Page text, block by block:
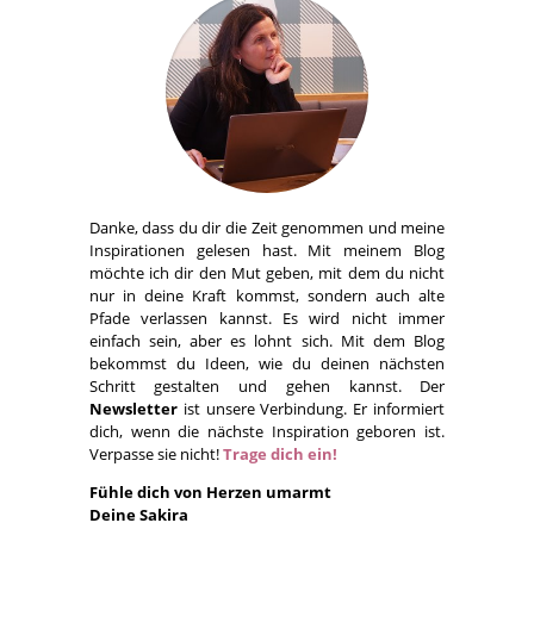
Danke, dass du dir die Zeit genommen und meine
Inspirationen gelesen hast. Mit meinem Blog
möchte ich dir den Mut geben, mit dem du nicht
nur in deine Kraft kommst, sondern auch alte
Pfade verlassen kannst. Es wird nicht immer
einfach sein, aber es lohnt sich. Mit dem Blog
bekommst du Ideen, wie du deinen nächsten
Schritt gestalten und gehen kannst. Der
Newsletterist unsere Verbindung. Er informiert
dich, wenn die nächste Inspiration geboren ist.
Verpasse sie nicht!Trage dich ein!
Fühle dich von Herzen umarmt
Deine Sakira